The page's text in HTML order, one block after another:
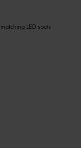
LED spots